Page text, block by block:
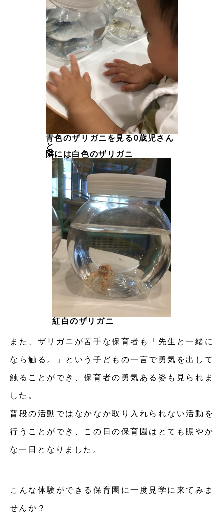
青色のザリガニを見る0歳児さん
と
隣には白色のザリガニ
紅白のザリガニ
また、ザリガニが苦手な保育者も「先生と一緒に
なら触る。」という子どもの一言で勇気を出して
触ることができ、保育者の勇気ある姿も見られま
した。
普段の活動ではなかなか取り入れられない活動を
行うことができ、この日の保育園はとても賑やか
な一日となりました。
こんな体験ができる保育園に一度見学に来てみま
せんか？